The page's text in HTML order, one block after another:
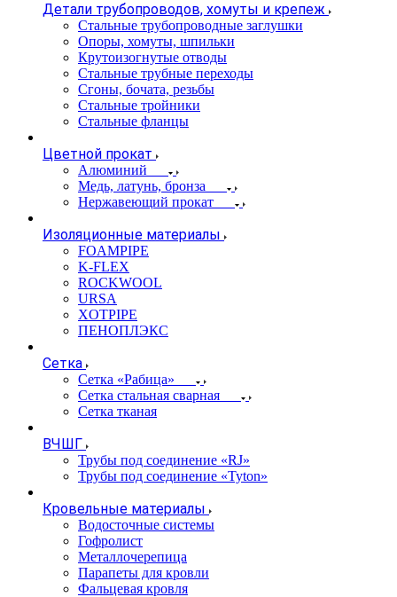
Детали трубопроводов, хомуты и крепеж
Стальные трубопроводные заглушки
Опоры, хомуты, шпильки
Крутоизогнутые отводы
Стальные трубные переходы
Сгоны, бочата, резьбы
Стальные тройники
Стальные фланцы
Цветной прокат
Алюминий
Медь, латунь, бронза
Нержавеющий прокат
Изоляционные материалы
FOAMPIPE
K-FLEX
ROCKWOOL
URSA
XOTPIPE
ПЕНОПЛЭКС
Сетка
Сетка «Рабица»
Сетка стальная сварная
Сетка тканая
ВЧШГ
Трубы под соединение «RJ»
Трубы под соединение «Tyton»
Кровельные материалы
Водосточные системы
Гофролист
Металлочерепица
Парапеты для кровли
Фальцевая кровля